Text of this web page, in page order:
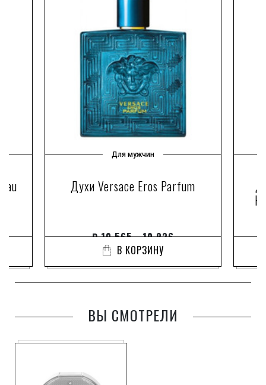
Для мужчин
Духи Versace Eros Parfum
₽10 565 - 10 836
В КОРЗИНУ
ВЫ СМОТРЕЛИ